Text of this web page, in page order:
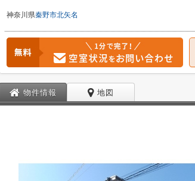
神奈川県秦野市北矢名
物件情報 地図